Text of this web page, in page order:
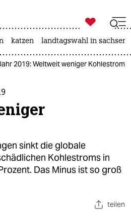
zahl ich
ich

taz zahl ich
katzen landtagswahl in
2019: Weltweit weniger Kohlestrom
sinkt die globale
Kohlestroms in
Das Minus ist so groß
teilen